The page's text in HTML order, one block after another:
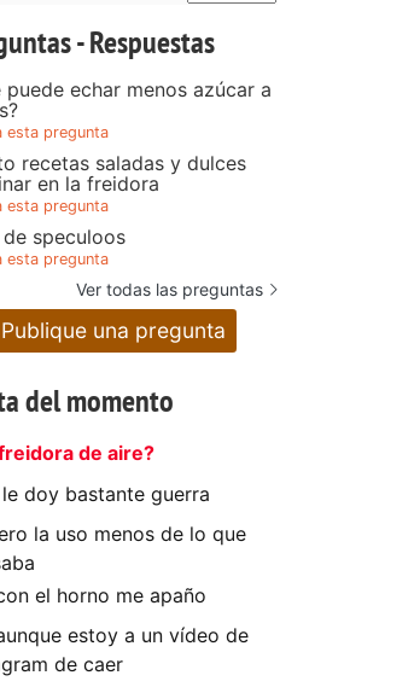
Rollo de carne
picada relleno
- Respuestas
puede echar menos azúcar a
esta pregunta
recetas saladas y dulces
en la freidora
esta pregunta
speculoos
esta pregunta
Ver todas las preguntas
Publique una pregunta
del momento
de aire?
doy bastante guerra
la uso menos de lo que
el horno me apaño
estoy a un vídeo de
de caer